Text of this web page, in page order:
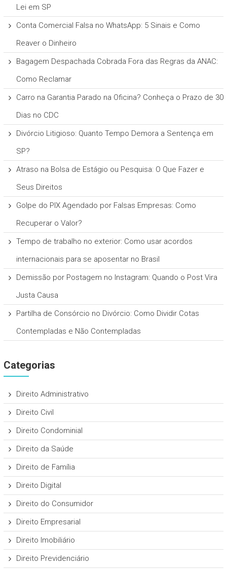
Lei em SP
Conta Comercial Falsa no WhatsApp: 5 Sinais e Como
Reaver o Dinheiro
Bagagem Despachada Cobrada Fora das Regras da ANAC:
Como Reclamar
Carro na Garantia Parado na Oficina? Conheça o Prazo de 30
Dias no CDC
Divórcio Litigioso: Quanto Tempo Demora a Sentença em
SP?
Atraso na Bolsa de Estágio ou Pesquisa: O Que Fazer e
Seus Direitos
Golpe do PIX Agendado por Falsas Empresas: Como
Recuperar o Valor?
Tempo de trabalho no exterior: Como usar acordos
internacionais para se aposentar no Brasil
Demissão por Postagem no Instagram: Quando o Post Vira
Justa Causa
Partilha de Consórcio no Divórcio: Como Dividir Cotas
Contempladas e Não Contempladas
Categorias
Direito Administrativo
Direito Civil
Direito Condominial
Direito da Saúde
Direito de Família
Direito Digital
Direito do Consumidor
Direito Empresarial
Direito Imobiliário
Direito Previdenciário